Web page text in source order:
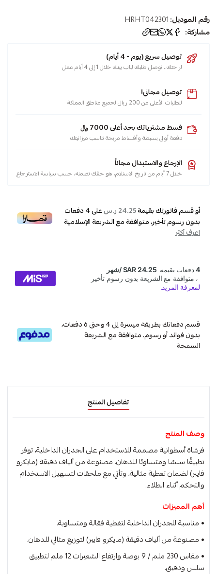
رقم الموديل:HRHT042301
مشاركة:
توصيل سريع (يوم - 4 أيام)
لراحتك.. نوصل طلبك لباب بيتك خلال 1 إلى 4 أيام عمل
توصيل مجاني!
للطلبات الأعلى من 200 ريال لجميع مناطق المملكة
قسط مشترياتك بحد أعلى 7000 ﷼
دفعة أولى بسيطة وأقساط مريحة تناسب ميزانيتك
الإرجاع والاستبدال مجاناً
خلال 7 أيام من تاريخ الاستلام، هو حقك تضمنه، حسب سياسة الاسترجاع
أو قسم فاتورتك بقيمة24.25 ر.س على4دفعات
بدون رسوم تأخير، متوافقة مع الشريعة الإسلامية
اعرف أكثر
قسم دفعاتك بطريقة ميسرة إلى 4 وحتى 6 دفعات،
بدون فوائد أو رسوم. متوافقة مع الشريعة
السمحة
تفاصيل المنتج
وصف المنتج
فرشاة أسطوانية مصممة للاستخدام على الجدران الداخلية، توفر
تطبيقًا سلسًا ومتساويًا للدهان. مصنوعة من ألياف دقيقة (مايكرو
فايبر) لضمان تغطية مثالية، وتأتي مع ملحقات لتسهيل الاستخدام
والتحكم أثناء الطلاء.
أهم المميزات
• مناسبة للجدران الداخلية لتغطية فعّالة ومتساوية.
• مصنوعة من ألياف دقيقة (مايكرو فايبر) لتوزيع مثالي للدهان.
• مقاس 230 ملم / 9 بوصة وارتفاع الشعيرات 12 ملم لتطبيق
سلس ودقيق.